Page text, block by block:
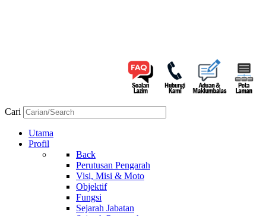
Cari
Utama
Profil
Back
Perutusan Pengarah
Visi, Misi & Moto
Objektif
Fungsi
Sejarah Jabatan